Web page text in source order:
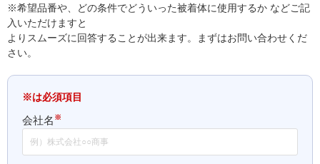
※希望品番や、どの条件でどういった被着体に使用するか などご記
入いただけますと
よりスムーズに回答することが出来ます。まずはお問い合わせくだ
さい。
※は必須項目
会社名 ※